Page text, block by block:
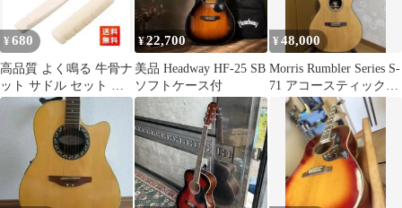
¥ 680
高品質 よく鳴る 牛骨ナ
ット サドル セット ア
コギ 1セット Z041
¥22,700
美品 Headway HF-25 SB
ソフトケース付
¥48,000
Morris Rumbler Series S-
71 アコースティックギ
ター